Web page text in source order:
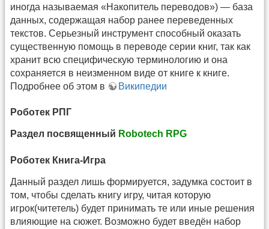
иногда называемая «Накопитель переводов») — база
данных, содержащая набор ранее переведенных
текстов. Серьезный инструмент способный оказать
существенную помощь в переводе серии книг, так как
хранит всю специфическую терминологию и она
сохраняется в неизменном виде от книге к книге.
Подробнее об этом в
Википедии
Роботек РПГ
Раздел посвященный Robotech RPG
Роботек Книга-Игра
Данный раздел лишь формируется, задумка состоит в
том, чтобы сделать книгу игру, читая которую
игрок(читетель) будет принимать те или иные решения
влияющие на сюжет. Возможно будет введён набор